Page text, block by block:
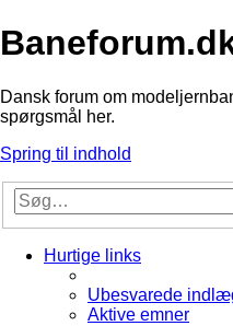
Dansk forum om
spørgsmål her.
Spring til indhold
Hurtige links
Ubesvarede
Aktive emner